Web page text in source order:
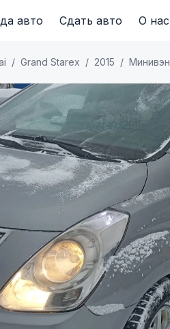
авто Сдать авто О нас
Grand Starex 2015 Минивэн